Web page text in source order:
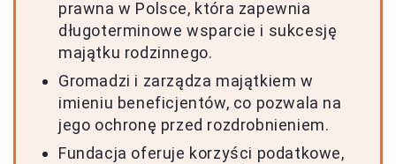
prawna w Polsce, która zapewnia
długoterminowe wsparcie i sukcesję
majątku rodzinnego.
Gromadzi i zarządza majątkiem w
imieniu beneficjentów, co pozwala na
jego ochronę przed rozdrobnieniem.
Fundacja oferuje korzyści podatkowe,